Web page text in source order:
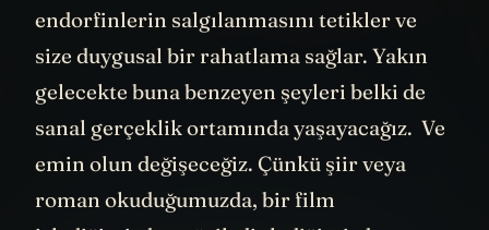
endorfinlerin salgılanmasını tetikler ve
size duygusal bir rahatlama sağlar. Yakın
gelecekte buna benzeyen şeyleri belki de
sanal gerçeklik ortamında yaşayacağız. Ve
emin olun değişeceğiz. Çünkü şiir veya
roman okuduğumuzda, bir film